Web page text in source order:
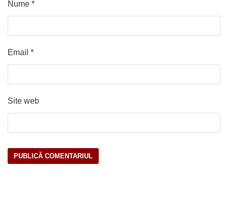
Nume *
Email *
Site web